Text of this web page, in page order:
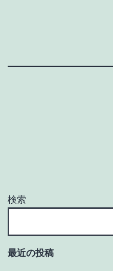
ジ
送
り
検索
最近の投稿